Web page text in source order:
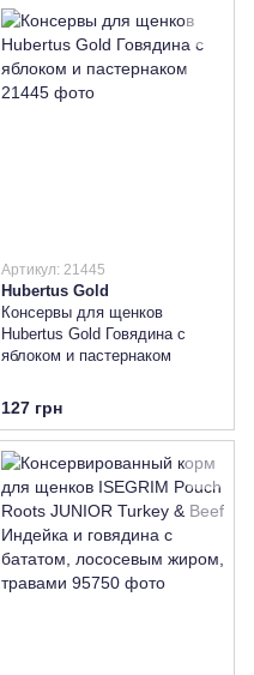
Артикул: 21445
Hubertus Gold
Консервы для щенков
Hubertus Gold Говядина с
яблоком и пастернаком
127 грн